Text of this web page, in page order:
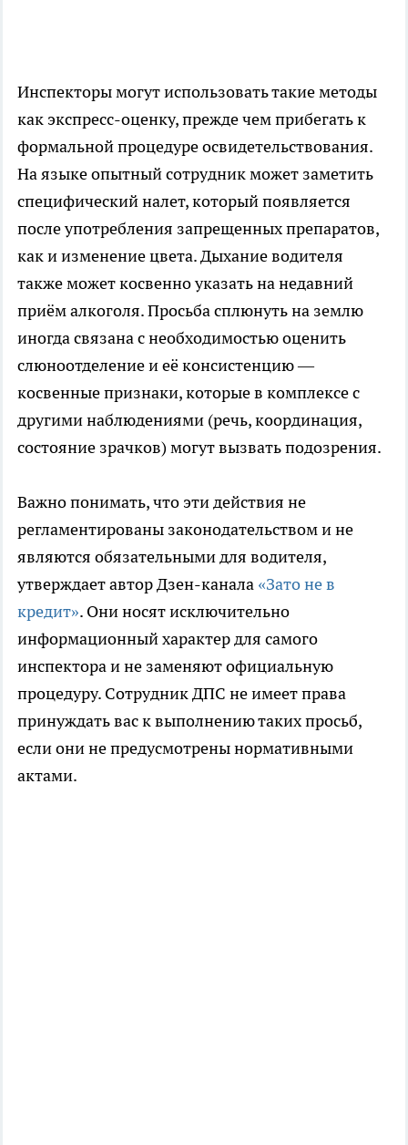
Инспекторы могут использовать такие методы
как экспресс-оценку, прежде чем прибегать к
формальной процедуре освидетельствования.
На языке опытный сотрудник может заметить
специфический налет, который появляется
после употребления запрещенных препаратов,
как и изменение цвета. Дыхание водителя
также может косвенно указать на недавний
приём алкоголя. Просьба сплюнуть на землю
иногда связана с необходимостью оценить
слюноотделение и её консистенцию —
косвенные признаки, которые в комплексе с
другими наблюдениями (речь, координация,
состояние зрачков) могут вызвать подозрения.
Важно понимать, что эти действия не
регламентированы законодательством и не
являются обязательными для водителя,
утверждает автор Дзен-канала «Зато не в
кредит». Они носят исключительно
информационный характер для самого
инспектора и не заменяют официальную
процедуру. Сотрудник ДПС не имеет права
принуждать вас к выполнению таких просьб,
если они не предусмотрены нормативными
актами.